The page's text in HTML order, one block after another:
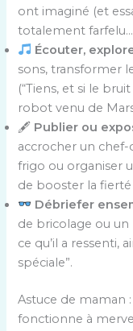
ont imaginé (et
totalement farfelu…
Écouter,
sons, transformer
(“Tiens, et si le
robot venu de Mars
🖋 Publier ou
accrocher un
frigo ou organiser
de booster la
Débriefer
de bricolage ou
ce qu’il a ressenti,
spéciale”.
Astuce de maman :
fonctionne à